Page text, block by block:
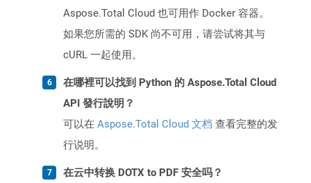
Aspose.Total Cloud 也可用作 Docker 容器。
如果您所需的 SDK 尚不可用，请尝试将其与
cURL 一起使用。
在哪裡可以找到 Python 的 Aspose.Total Cloud
API 發行說明？
可以在 Aspose.Total Cloud 文档 查看完整的发
行说明。
在云中转换 DOTX to PDF 安全吗？